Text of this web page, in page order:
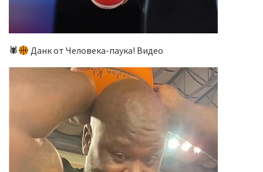
🕷 Данк от Человека-паука! Видео